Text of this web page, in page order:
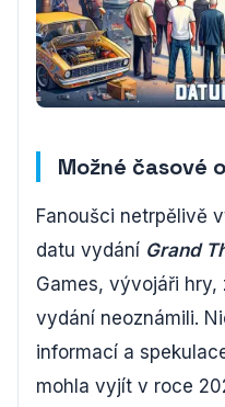
Možné časové
Fanoušci netrpělivě
datu vydání Grand
Games, vývojáři
vydání neoznámili.
informací a
mohla vyjít v roce